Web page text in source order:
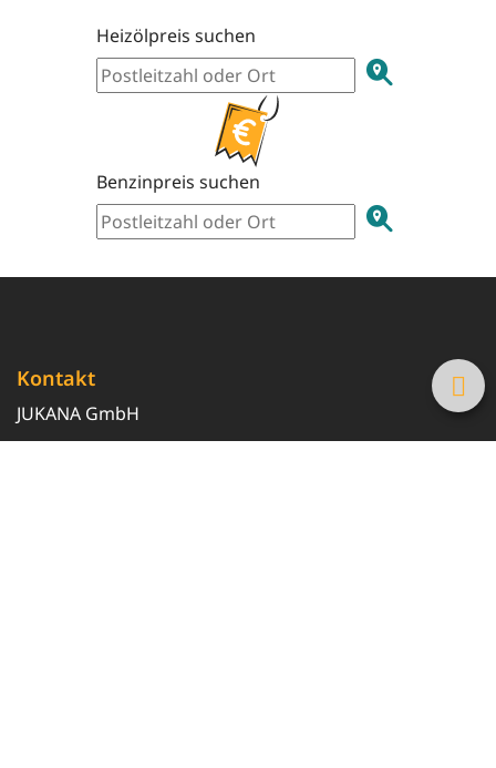
Heizölpreis suchen
Benzinpreis suchen
Kontakt
JUKANA GmbH